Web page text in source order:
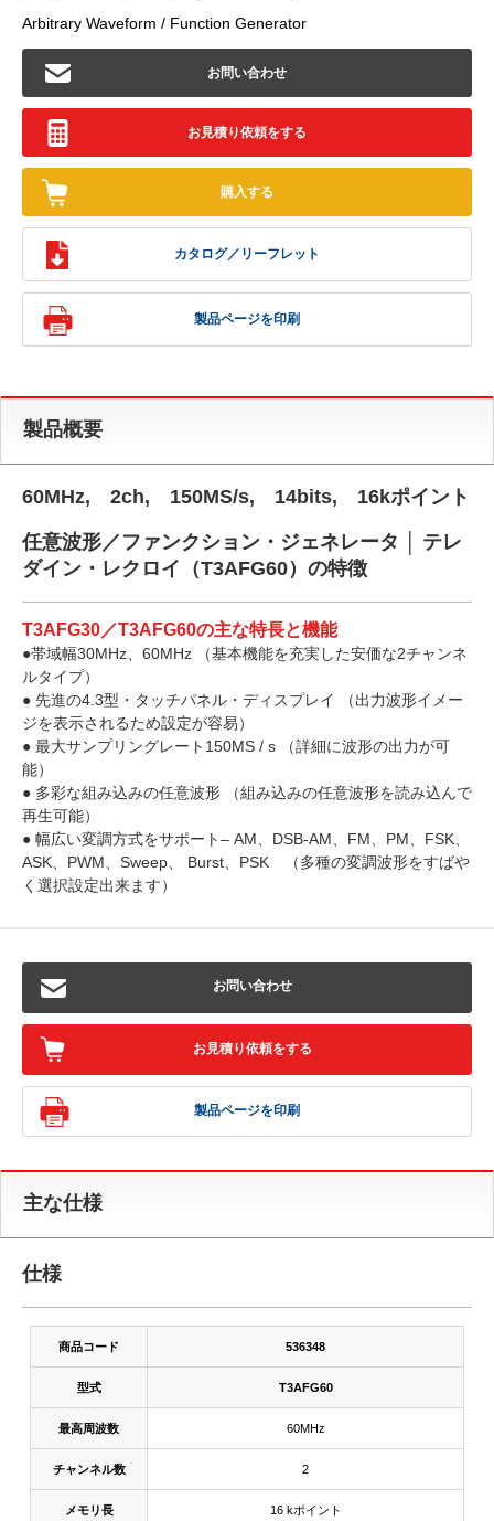
Arbitrary Waveform / Function Generator
お問い合わせ
お見積り依頼をする
購入する
カタログ／リーフレット
製品ページを印刷
製品概要
60MHz, 2ch, 150MS/s, 14bits, 16kポイント
任意波形／ファンクション・ジェネレータ │ テレ
ダイン・レクロイ（T3AFG60）の特徴
T3AFG30／T3AFG60の主な特長と機能
●帯域幅30MHz、60MHz （基本機能を充実した安価な2チャンネ
ルタイプ）
● 先進の4.3型・タッチパネル・ディスプレイ （出力波形イメー
ジを表示されるため設定が容易）
● 最大サンプリングレート150MS / s （詳細に波形の出力が可
能）
● 多彩な組み込みの任意波形 （組み込みの任意波形を読み込んで
再生可能）
● 幅広い変調方式をサポート– AM、DSB-AM、FM、PM、FSK、
ASK、PWM、Sweep、 Burst、PSK （多種の変調波形をすばや
く選択設定出来ます）
お問い合わせ
お見積り依頼をする
製品ページを印刷
主な仕様
仕様
商品コード 536348
型式 T3AFG60
最高周波数 60MHz
チャンネル数 2
メモリ長 16 kポイント